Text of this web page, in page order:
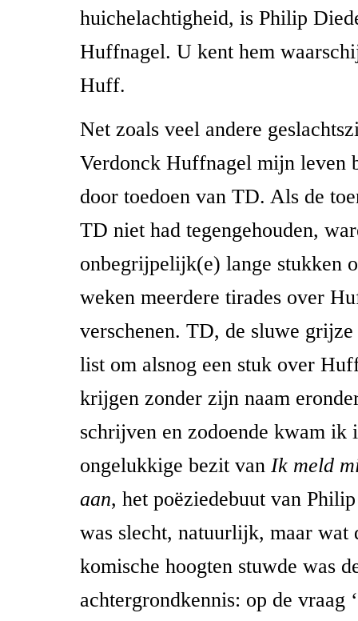
huichelachtigheid, is Philip
Huffnagel. U kent hem
Huff.
Net zoals veel andere
Verdonck Huffnagel mijn leven
door toedoen van TD. Als de
TD niet had tegengehouden,
onbegrijpelijk(e) lange stukken
weken meerdere tirades over
verschenen. TD, de sluwe grijze
list om alsnog een stuk over
krijgen zonder zijn naam
schrijven en zodoende kwam ik
ongelukkige bezit van Ik meld
aan, het poëziedebuut van
was slecht, natuurlijk, maar wat
komische hoogten stuwde was
achtergrondkennis: op de vraag